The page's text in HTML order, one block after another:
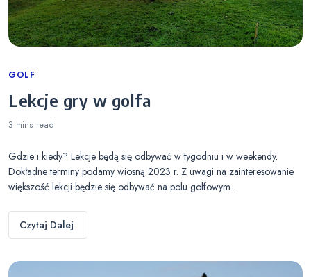
Categories
GOLF
Lekcje gry w golfa
3 mins read
Gdzie i kiedy? Lekcje będą się odbywać w tygodniu i w weekendy.
Dokładne terminy podamy wiosną 2023 r. Z uwagi na zainteresowanie
większość lekcji będzie się odbywać na polu golfowym…
Czytaj Dalej